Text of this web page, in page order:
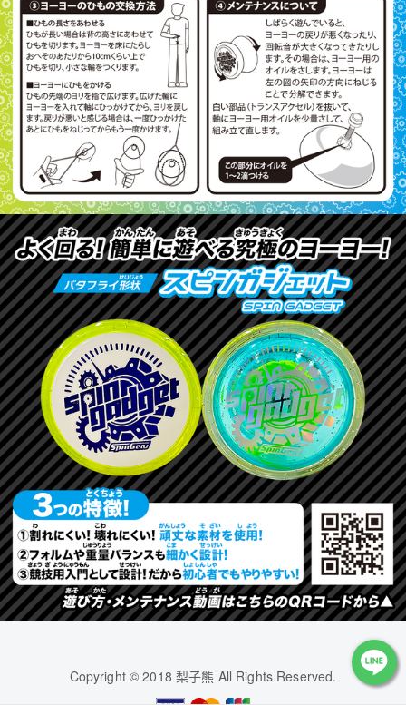
Copyright © 2018 梨子熊 All Rights Reserved.